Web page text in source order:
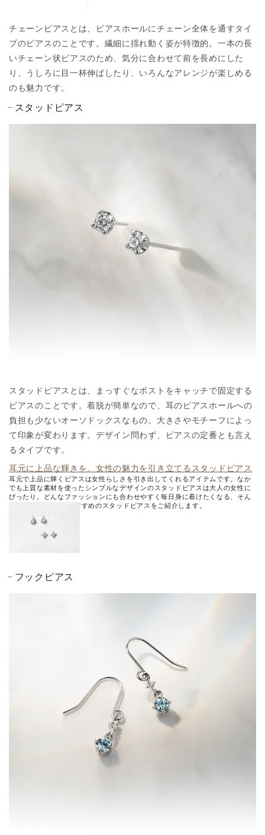
チェーンピアスとは、ピアスホールにチェーン全体を通すタイ
プのピアスのことです。繊細に揺れ動く姿が特徴的。一本の長
いチェーン状ピアスのため、気分に合わせて前を長めにした
り、うしろに目一杯伸ばしたり、いろんなアレンジが楽しめる
のも魅力です。
スタッドピアス
スタッドピアスとは、まっすぐなポストをキャッチで固定する
ピアスのことです。着脱が簡単なので、耳のピアスホールへの
負担も少ないオーソドックスなもの。大きさやモチーフによっ
て印象が変わります。デザイン問わず、ピアスの定番とも言え
るタイプです。
耳元に上品な輝きを。女性の魅力を引き立てるスタッドピアス
耳元で上品に輝くピアスは女性らしさを引き出してくれるアイテムです。なか
でも上質な素材を使ったシンプルなデザインのスタッドピアスは大人の女性に
ぴったり。どんなファッションにも合わせやすく毎日身に着けたくなる、そん
な幅広く使える4℃おすすめのスタッドピアスをご紹介します。
フックピアス